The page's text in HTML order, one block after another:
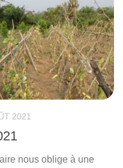
2021
nous oblige à une